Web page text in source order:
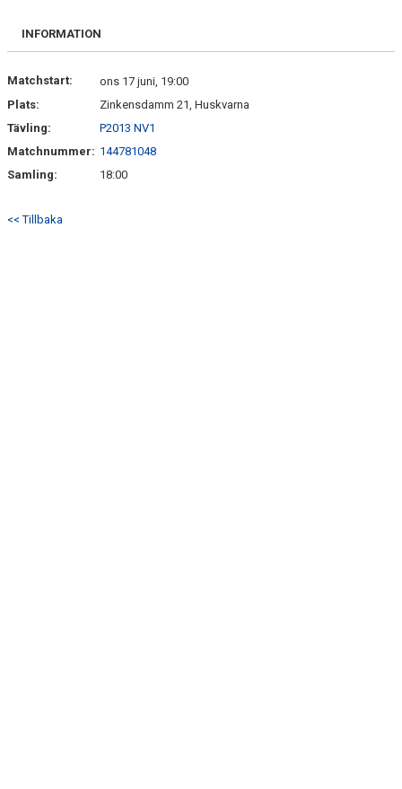
BILDGALLERI
INFORMATION
Matchstart:
ons 17 juni, 19:00
Plats:
Zinkensdamm 21, Huskvarna
Tävling:
P2013 NV1
Matchnummer: 144781048
Samling:
18:00
<< Tillbaka